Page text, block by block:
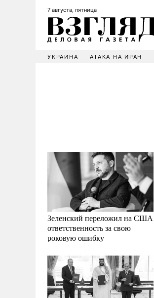
7 августа, пятница
УКРАИНА АТАКА НА ИРАН
Зеленский переложил на США
ответственность за свою
роковую ошибку